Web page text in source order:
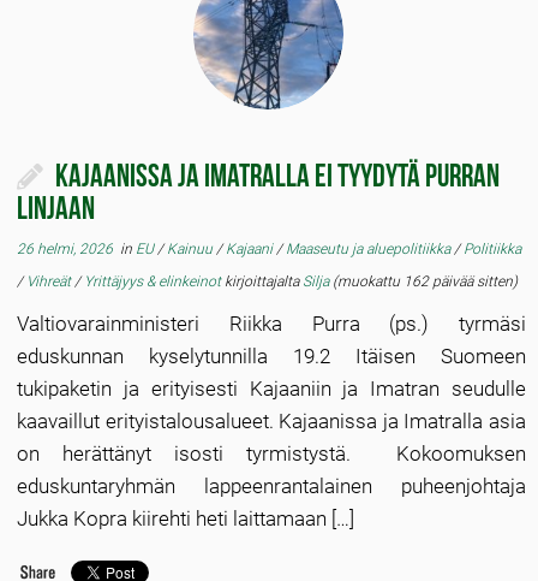
Kajaanissa ja Imatralla ei tyydytä Purran
linjaan
26 helmi, 2026 in EU/Kainuu/Kajaani/Maaseutu ja aluepolitiikka/Politiikka
/ Vihreät/ Yrittäjyys & elinkeinot kirjoittajalta Silja(muokattu 162 päivää sitten)
Valtiovarainministeri Riikka Purra (ps.) tyrmäsi
eduskunnan kyselytunnilla 19.2 Itäisen Suomeen
tukipaketin ja erityisesti Kajaaniin ja Imatran seudulle
kaavaillut erityistalousalueet. Kajaanissa ja Imatralla asia
on herättänyt isosti tyrmistystä. Kokoomuksen
eduskuntaryhmän lappeenrantalainen puheenjohtaja
Jukka Kopra kiirehti heti laittamaan […]